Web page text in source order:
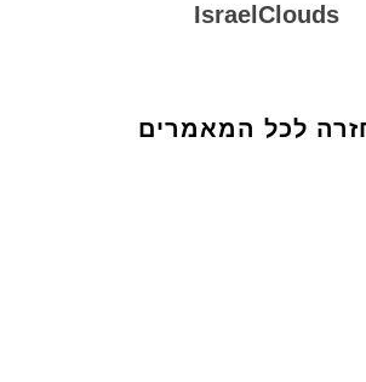
IsraelClouds
לכל המאמרים